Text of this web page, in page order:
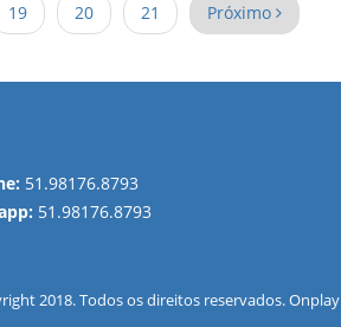
19
20 21 Próximo
51.98176.8793
51.98176.8793
2018. Todos os direitos reservados.Onplay